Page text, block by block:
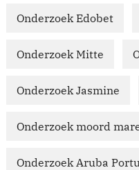
Onderzoek Edobet
Onderzoek Mitte
Onderzoek Jasmine
Onderzoek moord
Onderzoek Aruba